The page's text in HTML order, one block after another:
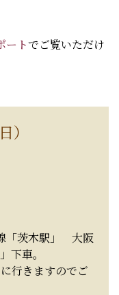
ートでご覧いただけ
）
「茨木駅」 大阪
下車。
きますのでご